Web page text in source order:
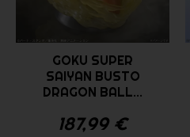
GOKU SUPER
SAIYAN BUSTO
DRAGON BALL...
187,99 €